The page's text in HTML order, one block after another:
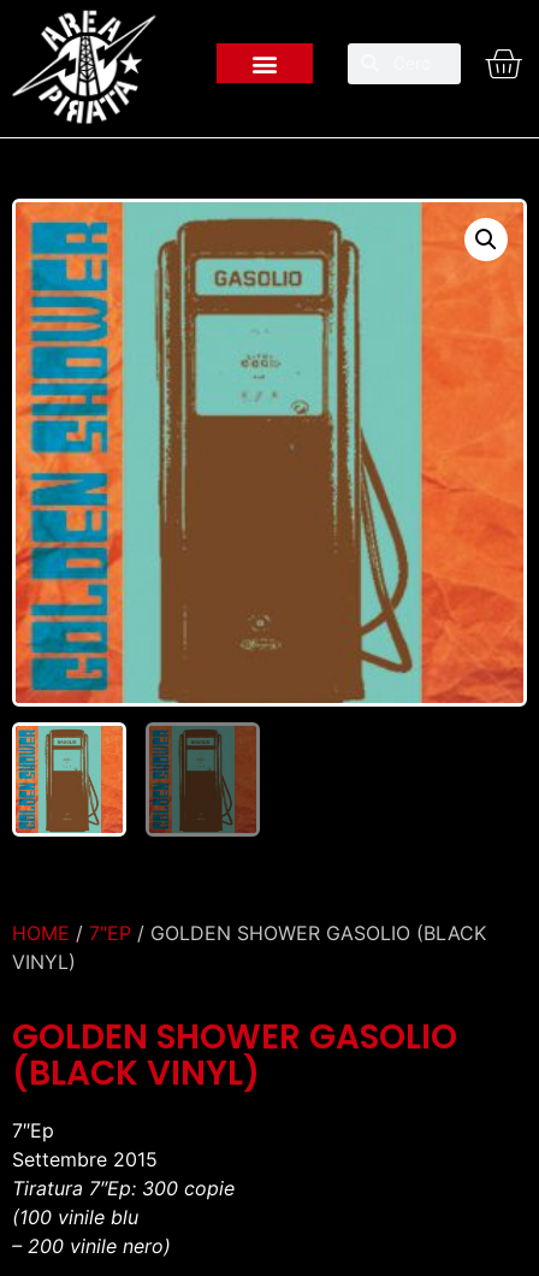
HOME / 7"EP / GOLDEN SHOWER GASOLIO (BLACK
VINYL)
GOLDEN SHOWER GASOLIO
(BLACK VINYL)
7″Ep
Settembre 2015
Tiratura 7″Ep: 300 copie
(100 vinile blu
– 200 vinile nero)